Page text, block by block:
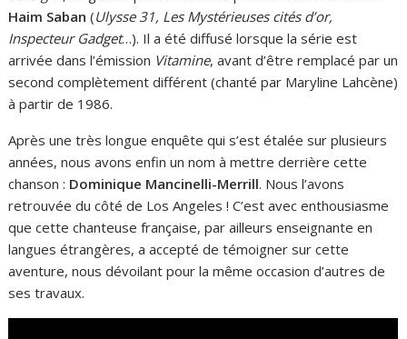
Haim Saban (Ulysse 31, Les Mystérieuses cités d’or,
Inspecteur Gadget…). Il a été diffusé lorsque la série est
arrivée dans l’émission Vitamine, avant d’être remplacé par un
second complètement différent (chanté par Maryline Lahcène)
à partir de 1986.
Après une très longue enquête qui s’est étalée sur plusieurs
années, nous avons enfin un nom à mettre derrière cette
chanson : Dominique Mancinelli-Merrill. Nous l’avons
retrouvée du côté de Los Angeles ! C’est avec enthousiasme
que cette chanteuse française, par ailleurs enseignante en
langues étrangères, a accepté de témoigner sur cette
aventure, nous dévoilant pour la même occasion d’autres de
ses travaux.